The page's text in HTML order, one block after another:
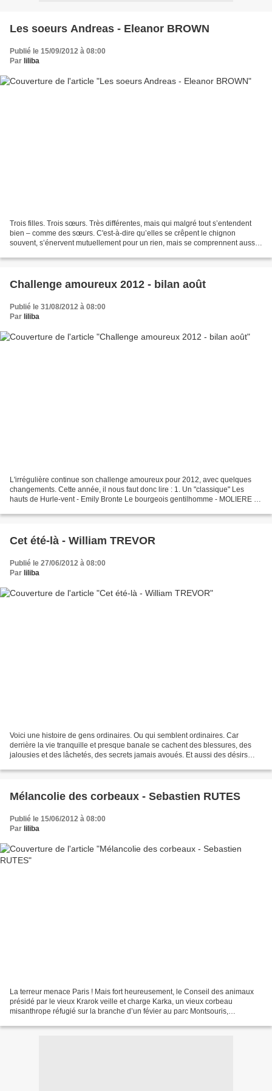
Les soeurs Andreas - Eleanor BROWN
Publié le 15/09/2012 à 08:00
Par liliba
Trois filles. Trois sœurs. Très différentes, mais qui malgré tout s’entendent
bien – comme des sœurs. C'est-à-dire qu’elles se crêpent le chignon
souvent, s’énervent mutuellement pour un rien, mais se comprennent aussi
Challenge amoureux 2012 - bilan août
Publié le 31/08/2012 à 08:00
Par liliba
L'irrégulière continue son challenge amoureux pour 2012, avec quelques
changements. Cette année, il nous faut donc lire : 1. Un "classique" Les
hauts de Hurle-vent - Emily Bronte Le bourgeois gentilhomme - MOLIERE au
Cet été-là - William TREVOR
Publié le 27/06/2012 à 08:00
Par liliba
Voici une histoire de gens ordinaires. Ou qui semblent ordinaires. Car
derrière la vie tranquille et presque banale se cachent des blessures, des
jalousies et des lâchetés, des secrets jamais avoués. Et aussi des désirs
Mélancolie des corbeaux - Sebastien RUTES
Publié le 15/06/2012 à 08:00
Par liliba
La terreur menace Paris ! Mais fort heureusement, le Conseil des animaux
présidé par le vieux Krarok veille et charge Karka, un vieux corbeau
misanthrope réfugié sur la branche d’un févier au parc Montsouris,